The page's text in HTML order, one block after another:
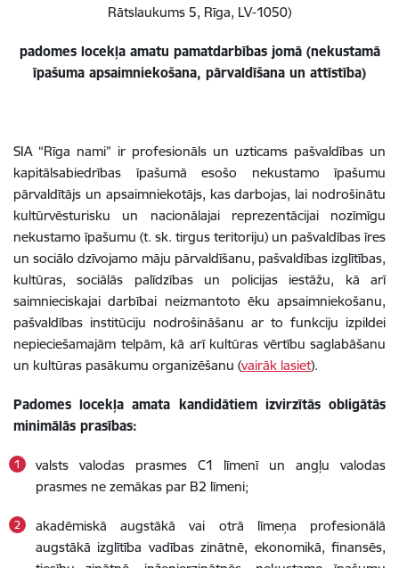
Rātslaukums 5, Rīga, LV-1050)
padomes locekļa amatu pamatdarbības jomā (nekustamā
īpašuma apsaimniekošana, pārvaldīšana un attīstība)
SIA “Rīga nami” ir profesionāls un uzticams pašvaldības un
kapitālsabiedrības īpašumā esošo nekustamo īpašumu
pārvaldītājs un apsaimniekotājs, kas darbojas, lai nodrošinātu
kultūrvēsturisku un nacionālajai reprezentācijai nozīmīgu
nekustamo īpašumu (t. sk. tirgus teritoriju) un pašvaldības īres
un sociālo dzīvojamo māju pārvaldīšanu, pašvaldības izglītības,
kultūras, sociālās palīdzības un policijas iestāžu, kā arī
saimnieciskajai darbībai neizmantoto ēku apsaimniekošanu,
pašvaldības institūciju nodrošināšanu ar to funkciju izpildei
nepieciešamajām telpām, kā arī kultūras vērtību saglabāšanu
un kultūras pasākumu organizēšanu (vairāk lasiet).
Padomes locekļa amata kandidātiem izvirzītās obligātās
minimālās prasības:
valsts valodas prasmes C1 līmenī un angļu valodas
prasmes ne zemākas par B2 līmeni;
akadēmiskā augstākā vai otrā līmeņa profesionālā
augstākā izglītība vadības zinātnē, ekonomikā, finansēs,